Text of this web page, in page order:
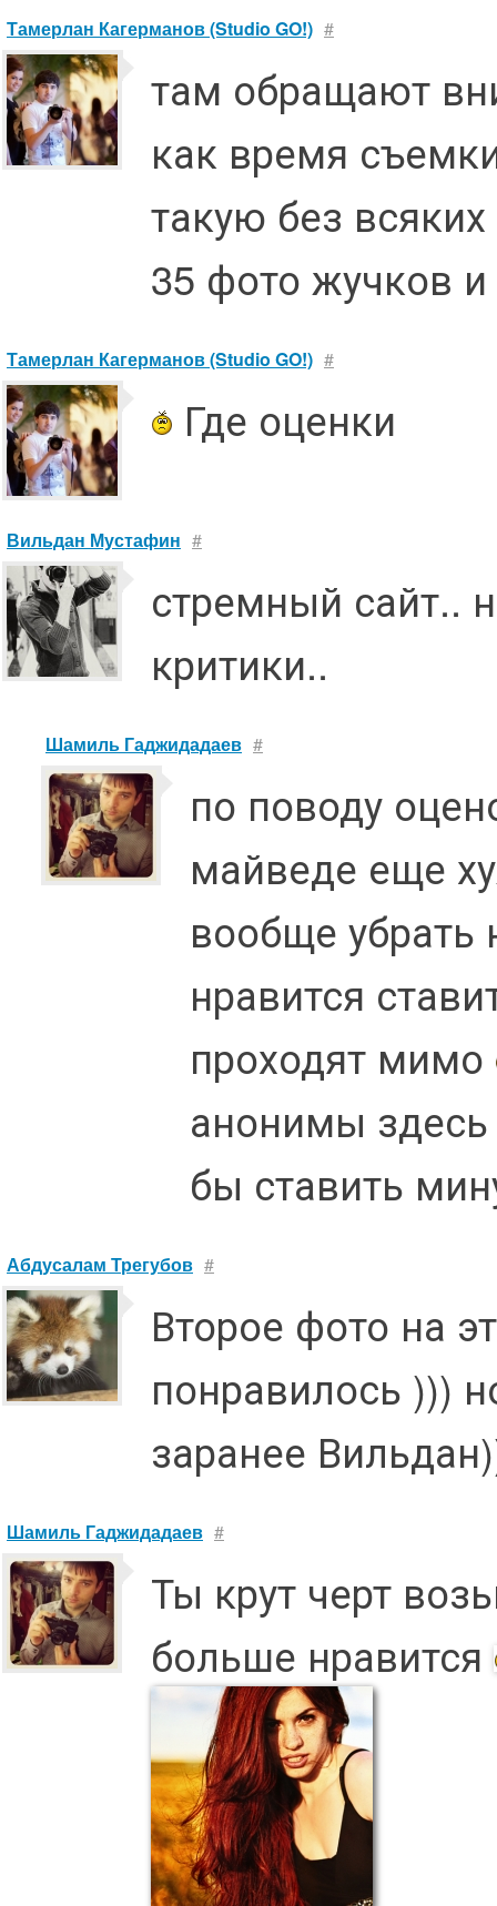
Тамерлан Кагерманов (Studio GO!) #
там обращают
как время
такую без
35 фото жучков
Тамерлан Кагерманов (Studio GO!) #
Где оценки
Вильдан Мустафин #
стремный сайт..
критики..
Шамиль Гаджидадаев #
по поводу
майведе еще
вообще убрать
нравится
проходят мимо
анонимы здесь
бы ставить
Абдусалам Трегубов #
Второе фото на
понравилось )))
заранее
Шамиль Гаджидадаев #
Ты крут черт
больше нравится